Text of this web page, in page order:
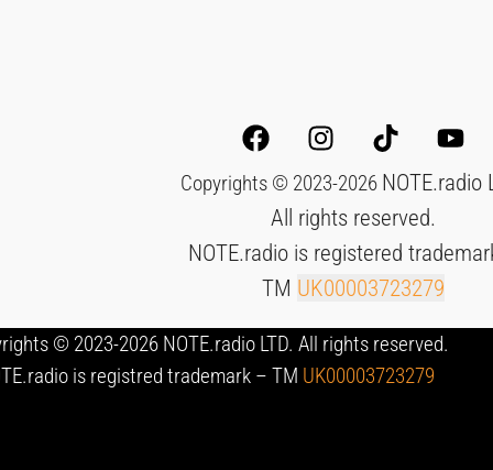
Copyrights © 2023-2026 NOTE.radio
All rights reserved.
NOTE.radio is registered
TM UK00003723279
© 2023-2026 NOTE.radio LTD. All rights reserved.
is registred trademark – TM UK00003723279